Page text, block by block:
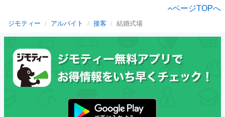
ページTOPへ
ジモティー アルバイト 接客 結婚式場